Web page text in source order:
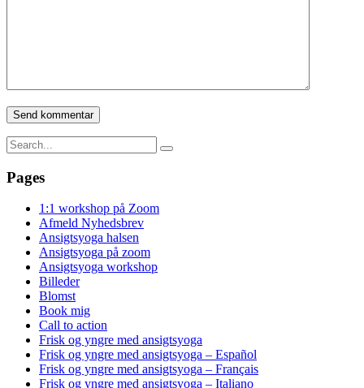
Pages
1:1 workshop på Zoom
Afmeld Nyhedsbrev
Ansigtsyoga halsen
Ansigtsyoga på zoom
Ansigtsyoga workshop
Billeder
Blomst
Book mig
Call to action
Frisk og yngre med ansigtsyoga
Frisk og yngre med ansigtsyoga – Español
Frisk og yngre med ansigtsyoga – Français
Frisk og yngre med ansigtsyoga – Italiano